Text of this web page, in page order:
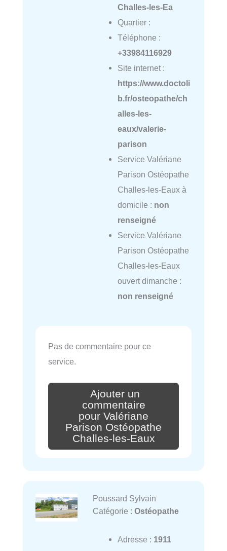
Challes-les-Ea
Quartier :
Téléphone :
+33984116929
Site internet :
https://www.doctoli
b.fr/osteopathe/ch
alles-les-
eaux/valerie-
parison
Service Valériane
Parison Ostéopathe
Challes-les-Eaux à
domicile : non
renseigné
Service Valériane
Parison Ostéopathe
Challes-les-Eaux
ouvert dimanche :
non renseigné
Pas de commentaire pour ce
service.
Ajouter un
commentaire
pour Valériane
Parison Ostéopathe
Challes-les-Eaux
Poussard Sylvain
Catégorie : Ostéopathe
Adresse : 1911